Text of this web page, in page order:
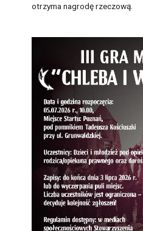
otrzyma nagrodę rzeczową.